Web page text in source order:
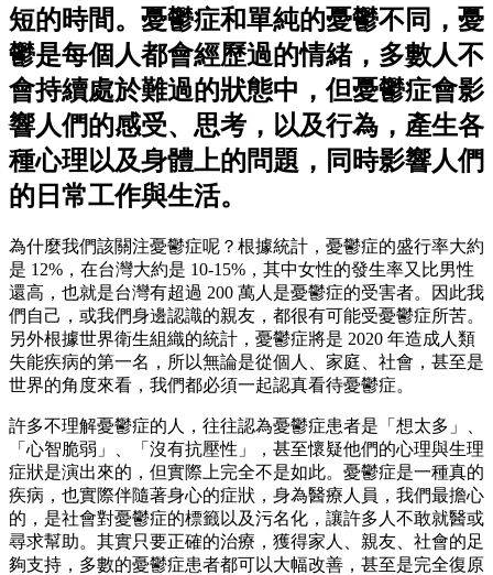
短的時間。憂鬱症和單純的憂鬱不同，憂
鬱是每個人都會經歷過的情緒，多數人不
會持續處於難過的狀態中，但憂鬱症會影
響人們的感受、思考，以及行為，產生各
種心理以及身體上的問題，同時影響人們
的日常工作與生活。
為什麼我們該關注憂鬱症呢？根據統計，憂鬱症的盛行率大約
是 12%，在台灣大約是 10-15%，其中女性的發生率又比男性
還高，也就是台灣有超過 200 萬人是憂鬱症的受害者。因此我
們自己，或我們身邊認識的親友，都很有可能受憂鬱症所苦。
另外根據世界衛生組織的統計，憂鬱症將是 2020 年造成人類
失能疾病的第一名，所以無論是從個人、家庭、社會，甚至是
世界的角度來看，我們都必須一起認真看待憂鬱症。
許多不理解憂鬱症的人，往往認為憂鬱症患者是「想太多」、
「心智脆弱」、「沒有抗壓性」，甚至懷疑他們的心理與生理
症狀是演出來的，但實際上完全不是如此。憂鬱症是一種真的
疾病，也實際伴隨著身心的症狀，身為醫療人員，我們最擔心
的，是社會對憂鬱症的標籤以及污名化，讓許多人不敢就醫或
尋求幫助。其實只要正確的治療，獲得家人、親友、社會的足
夠支持，多數的憂鬱症患者都可以大幅改善，甚至是完全復原